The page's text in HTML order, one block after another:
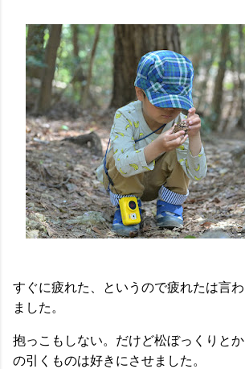
すぐに疲れた、というので疲れたは言
ました。
抱っこもしない。だけど松ぼっくりと
の引くものは好きにさせました。